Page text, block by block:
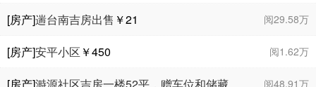
阅29.58万
[房产]遄台南吉房出售 ￥21
阅1.62万
[房产]安平小区 ￥450
阅48.91万
[房产]溡源社区吉房一楼52平，赠车位和储藏